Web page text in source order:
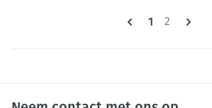
Pagina's
U lees
1 Pagina
2